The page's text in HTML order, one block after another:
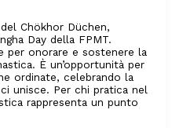
Chökhor Düchen,
Day della FPMT.
per onorare e sostenere la
È un’opportunità per
ordinate, celebrando la
unisce. Per chi pratica nel
rappresenta un punto